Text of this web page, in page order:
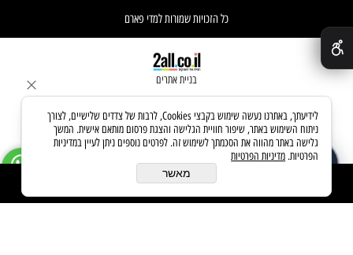
הוסף לסל
כל הזכויות שמורות למדי פארם
בניית אתרים
שאלו את העוזר החכם
לידיעתך, באתרנו נעשה שימוש בקבצי Cookies, לרבות של צדדים שלישיים, לצורך
ניתוח השימוש באתר, שיפור חוויית הגלישה והצגת פרסום מותאם אישית. המשך
גלישה באתר מהווה את הסכמתך לשימוש זה. לפרטים נוספים ניתן לעיין במדיניות
הפרטיות. מדיניות הפרטיות
מאשר